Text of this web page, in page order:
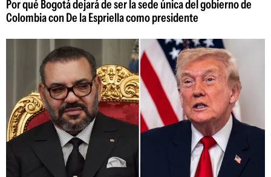
Por qué Bogotá dejará de ser la sede única del gobierno de
Colombia con De la Espriella como presidente